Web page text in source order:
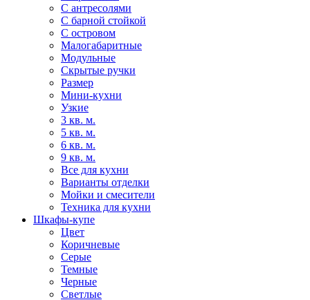
С антресолями
С барной стойкой
С островом
Малогабаритные
Модульные
Скрытые ручки
Размер
Мини-кухни
Узкие
3 кв. м.
5 кв. м.
6 кв. м.
9 кв. м.
Все для кухни
Варианты отделки
Мойки и смесители
Техника для кухни
Шкафы-купе
Цвет
Коричневые
Серые
Темные
Черные
Светлые